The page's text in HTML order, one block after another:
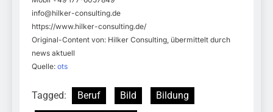
info@hilker-consulting.de
https://www.hilker-consulting.de/
Original-Content von: Hilker Consulting, übermittelt durch
news aktuell
Quelle: ots
Tagged: Beruf Bild
Bildung